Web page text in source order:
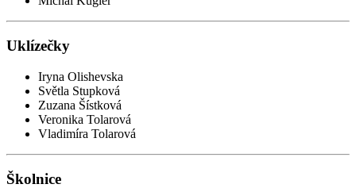
Uklízečky
Iryna Olishevska
Světla Stupková
Zuzana Šístková
Veronika Tolarová
Vladimíra Tolarová
Školnice